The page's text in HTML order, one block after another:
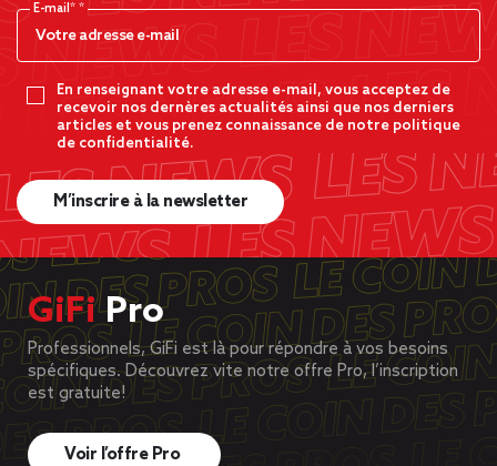
E-mail*
En renseignant votre adresse e-mail, vous acceptez de
recevoir nos dernères actualités ainsi que nos derniers
articles et vous prenez connaissance de notre politique
de confidentialité.
M’inscrire à la newsletter
GiFiPro
Professionnels, GiFi est là pour répondre à vos besoins
spécifiques. Découvrez vite notre offre Pro, l’inscription
est gratuite!
Voir l’offre Pro